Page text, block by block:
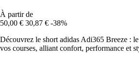
À partir de
50,00 € 30,87 € -38%
Découvrez le short adidas Adi365 Breeze :
vos courses, alliant confort, performance et